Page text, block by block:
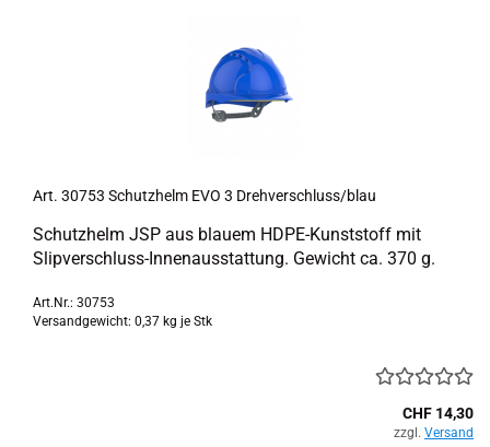
Art. 30753 Schutz­helm EVO 3 Dreh­ver­schluss/blau
Schutz­helm JSP aus blau­em HDPE-​Kunststoff mit
Slipverschluss-​Innenausstattung. Ge­wicht ca. 370 g.
Art.Nr.: 30753
Versandgewicht: 0,37 kg je Stk
CHF 14,30
zzgl. Versand